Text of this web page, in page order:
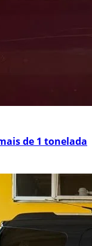
de 1 tonelada